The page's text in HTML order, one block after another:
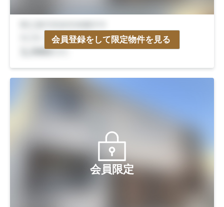
会員登録をして限定物件を見る
会員限定